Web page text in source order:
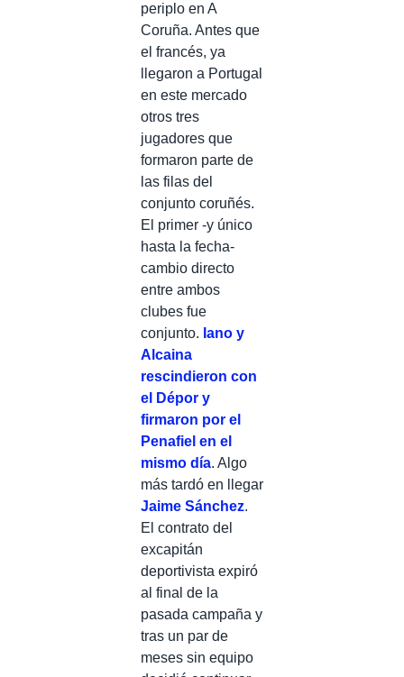
periplo en A
Coruña. Antes que
el francés, ya
llegaron a Portugal
en este mercado
otros tres
jugadores que
formaron parte de
las filas del
conjunto coruñés.
El primer -y único
hasta la fecha-
cambio directo
entre ambos
clubes fue
conjunto. Iano y
Alcaina
rescindieron con
el Dépor y
firmaron por el
Penafiel en el
mismo día. Algo
más tardó en llegar
Jaime Sánchez.
El contrato del
excapitán
deportivista expiró
al final de la
pasada campaña y
tras un par de
meses sin equipo